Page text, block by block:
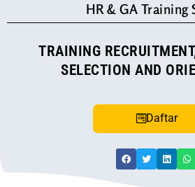
HR & GA Training
TRAINING
SELECTION AND
Daftar